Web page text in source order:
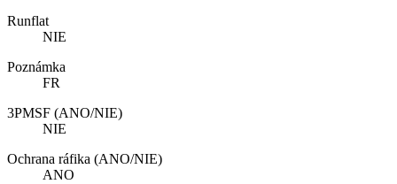
Runflat
NIE
Poznámka
FR
3PMSF (ANO/NIE)
NIE
Ochrana ráfika (ANO/NIE)
ANO